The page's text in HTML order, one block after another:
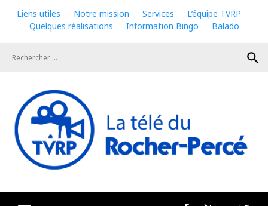
content
Liens utiles Notre mission Services
L’équipe TVRP
Quelques réalisations
Information Bingo
Balado
search